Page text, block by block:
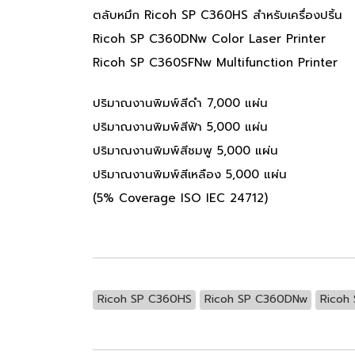
ตลับหมึก Ricoh SP C360HS สำหรับเครื่องปริ้น
Ricoh SP C360DNw Color Laser Printer
Ricoh SP C360SFNw Multifunction Printer
ปริมาณงานพิมพ์สีดำ 7,000 แผ่น
ปริมาณงานพิมพ์สีฟ้า 5,000 แผ่น
ปริมาณงานพิมพ์สีชมพู 5,000 แผ่น
ปริมาณงานพิมพ์สีเหลือง 5,000 แผ่น
(5% Coverage ISO IEC 24712)
Ricoh SP C360HS Ricoh SP C360DNw Ricoh